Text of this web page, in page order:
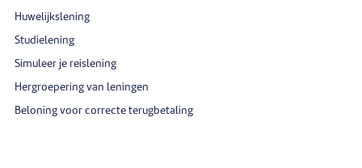
Huwelijkslening
Studielening
Simuleer je reislening
Hergroepering van leningen
Beloning voor correcte terugbetaling